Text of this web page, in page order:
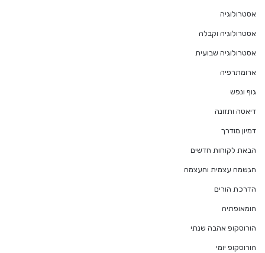
אסטרולוגיה
אסטרולוגיה וקבלה
אסטרולוגיה שבועית
ארומתרפיה
גוף ונפש
דיאטה ותזונה
דמיון מודרך
הבאת לקוחות חדשים
הגשמה עצמית והעצמה
הדרכת הורים
הומאופתיה
הורוסקופ אהבה שנתי
הורוסקופ יומי